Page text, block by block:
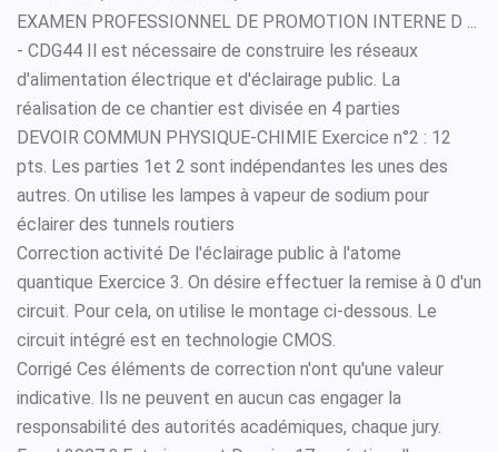
EXAMEN PROFESSIONNEL DE PROMOTION INTERNE D ...
- CDG44 Il est nécessaire de construire les réseaux
d'alimentation électrique et d'éclairage public. La
réalisation de ce chantier est divisée en 4 parties
DEVOIR COMMUN PHYSIQUE-CHIMIE Exercice n°2 : 12
pts. Les parties 1et 2 sont indépendantes les unes des
autres. On utilise les lampes à vapeur de sodium pour
éclairer des tunnels routiers
Correction activité De l'éclairage public à l'atome
quantique Exercice 3. On désire effectuer la remise à 0 d'un
circuit. Pour cela, on utilise le montage ci-dessous. Le
circuit intégré est en technologie CMOS.
Corrigé Ces éléments de correction n'ont qu'une valeur
indicative. Ils ne peuvent en aucun cas engager la
responsabilité des autorités académiques, chaque jury.